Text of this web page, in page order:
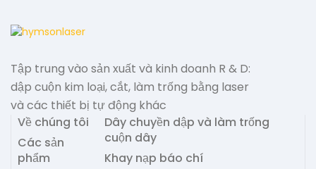
Tập trung vào sản xuất và kinh doanh R & D:
dập cuộn kim loại, cắt, làm trống bằng laser
và các thiết bị tự động khác
Về chúng tôi
Các sản
phẩm
Dây chuyền dập và làm trống
cuộn dây
Khay nạp báo chí